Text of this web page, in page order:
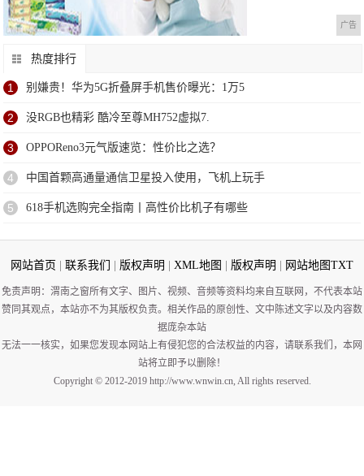
广告
热度排行
1 别嫌贵！华为5G折叠屏手机售价曝光：1万5
2 没RGB也精彩 酷冷至尊MH752虚拟7.
3 OPPOReno3元气版速览：性价比之选？
4 中国首颗高通量通信卫星投入使用，飞机上玩手
5 618手机选购完全指南丨高性价比机子有哪些
网站首页 联系我们 版权声明 XML地图 版权声明 网站地图TXT
免责声明：渭南之窗所有文字、图片、视频、音频等资料均来自互联网，不代表本站
赞同其观点，本站亦不为其版权负责。相关作品的原创性、文中陈述文字以及内容数
据庞杂本站
无法一一核实，如果您发现本网站上有侵犯您的合法权益的内容，请联系我们，本网
站将立即予以删除！
Copyright © 2012-2019 http://www.wnwin.cn, All rights reserved.